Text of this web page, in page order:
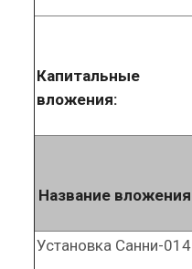
Капитальные
вложения:
Название вложения
Установка Санни-014